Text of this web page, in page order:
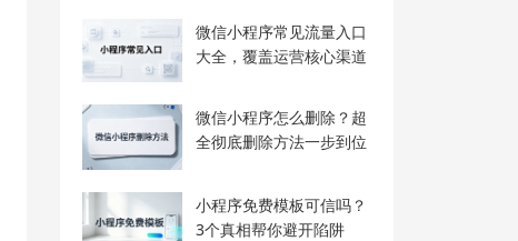
微信小程序常见流量入口
大全，覆盖运营核心渠道
微信小程序怎么删除？超
全彻底删除方法一步到位
小程序免费模板可信吗？
3个真相帮你避开陷阱